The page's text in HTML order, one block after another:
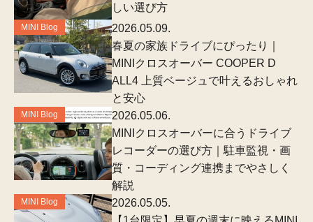
しい選び方
MINI Blog
2026.05.09.
春夏の家族ドライブにぴったり｜
MINIクロスオーバー COOPER D
ALL4 上質ベージュで叶えるおしゃれ
と安心
MINI Blog
2026.05.06.
MINIクロスオーバーに合うドライブ
レコーダーの選び方｜駐車監視・画
質・コーディング連携までやさしく
解説
MINI Blog
2026.05.05.